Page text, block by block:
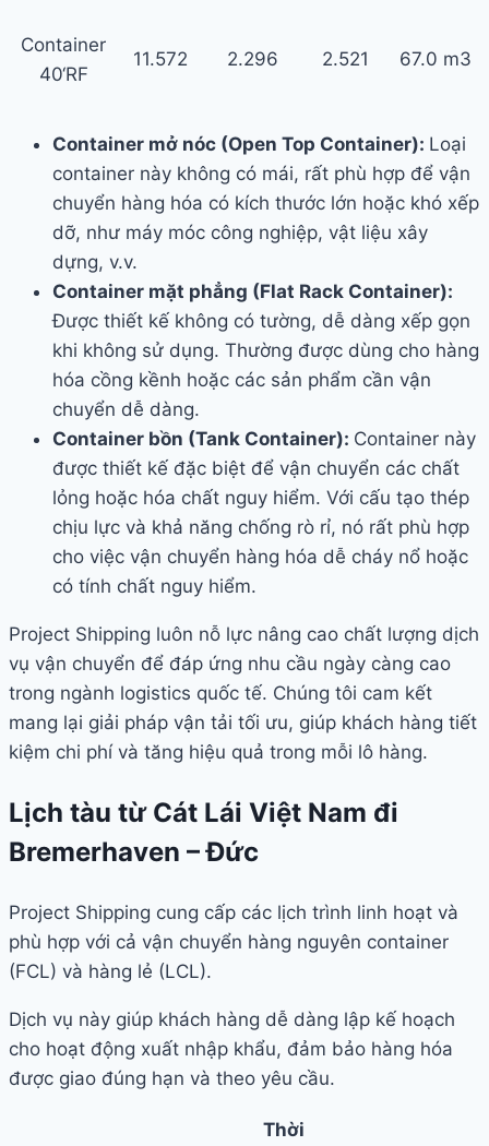
Container
40‘RF
11.572 2.296 2.521 67.0 m3
Container mở nóc (Open Top Container): Loại
container này không có mái, rất phù hợp để vận
chuyển hàng hóa có kích thước lớn hoặc khó xếp
dỡ, như máy móc công nghiệp, vật liệu xây
dựng, v.v.
Container mặt phẳng (Flat Rack Container):
Được thiết kế không có tường, dễ dàng xếp gọn
khi không sử dụng. Thường được dùng cho hàng
hóa cồng kềnh hoặc các sản phẩm cần vận
chuyển dễ dàng.
Container bồn (Tank Container): Container này
được thiết kế đặc biệt để vận chuyển các chất
lỏng hoặc hóa chất nguy hiểm. Với cấu tạo thép
chịu lực và khả năng chống rò rỉ, nó rất phù hợp
cho việc vận chuyển hàng hóa dễ cháy nổ hoặc
có tính chất nguy hiểm.
Project Shipping luôn nỗ lực nâng cao chất lượng dịch
vụ vận chuyển để đáp ứng nhu cầu ngày càng cao
trong ngành logistics quốc tế. Chúng tôi cam kết
mang lại giải pháp vận tải tối ưu, giúp khách hàng tiết
kiệm chi phí và tăng hiệu quả trong mỗi lô hàng.
Lịch tàu từ Cát Lái Việt Nam đi
Bremerhaven – Đức
Project Shipping cung cấp các lịch trình linh hoạt và
phù hợp với cả vận chuyển hàng nguyên container
(FCL) và hàng lẻ (LCL).
Dịch vụ này giúp khách hàng dễ dàng lập kế hoạch
cho hoạt động xuất nhập khẩu, đảm bảo hàng hóa
được giao đúng hạn và theo yêu cầu.
Thời